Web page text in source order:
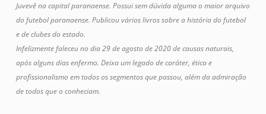
Juvevê na capital paranaense. Possui sem dúvida alguma o maior arquivo
do futebol paranaense. Publicou vários livros sobre a história do futebol
e de clubes do estado.
Infelizmente faleceu no dia 29 de agosto de 2020 de causas naturais,
após alguns dias enfermo. Deixa um legado de caráter, ética e
profissionalismo em todos os segmentos que passou, além da admiração
de todos que o conheciam.